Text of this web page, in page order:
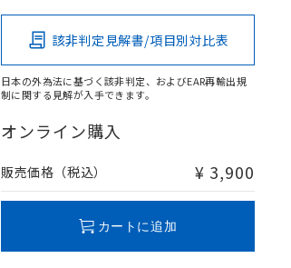
該非判定見解書/項目別対比表
日本の外為法に基づく該非判定、およびEAR再輸出規
制に関する見解が入手できます。
オンライン購入
販売価格（税込） ¥ 3,900
カートに追加